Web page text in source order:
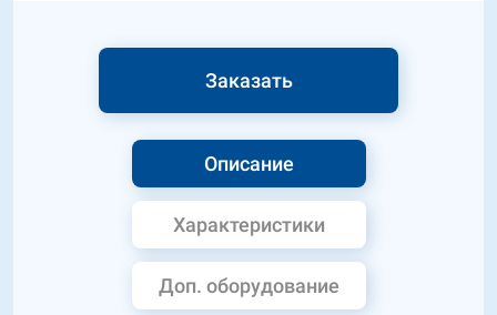
Описание
Характеристики
Доп. оборудование
Заказать